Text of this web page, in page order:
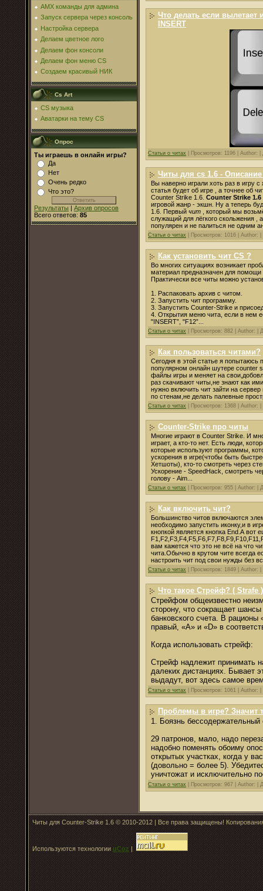
AMX команды для админа
Запуск сервера через консоль
Настройка сервера
Делаем цветное лого
Делаем фон консоли
Делаем фон меню CS
Создаем красивый НИК
Cs Art
CS музыка
Аватарки на тему CS
Опрос
Ты играешь в онлайн игры?
Да
Нет
Очень редко
Что это?
Результаты | Архив опросов
Всего ответов: 85
Что делать если вылетает
INSERT
Статьи о читах Просмотров: 1196 | Author: |
Читы для cs 1.6 - Описание
Вы наверно играли хоть раз в игру
статья будет об игре , а точнее об
Counter Strike 1.6. Counter Strike 1.6
игровой жанр - экшн. Ну а теперь
1.6. Первый чит , который мы
служащий для лёгкого скольжения ,
популярен и не палиться не одним
Статьи о читах Просмотров: 1016 | Author: |
Как установить чит CS ?
Во многих ситуациях возникает
материал предназначен для
Практически все читы можно
1. Распаковать архив с читом.
2. Запустить чит программу.
3. Запустить Counter-Strike и
4. Открытия меню чита, если в нем
"INSERT”, "F12”...
Статьи о читах Просмотров: 882 | Author: |
Как пользоваться читами?
Сегодня в этой статье я попытаюсь
популярном онлайн шутере counter
файлы игры и меняет на свои
раз скачивают читы, не знают как
нужно включить чит зайти на
по стенам не делать палевные
Статьи о читах Просмотров: 1368 | Author: |
Counter-Strike про читы
Многие играют в Counter Strike. И
играет, а кто-то нет. Есть люди,
которые используют программы,
ускорения в игре(чтобы быть
Хетшоты), кто-то смотреть через
Ускорение - SpeedHack, смотреть
голову - Aim...
Статьи о читах Просмотров: 955 | Author: |
Как включить чит?
Большинство читов включаются
необходимо запустить иконку,и в
кнопкой является кнопка End.А вот
вам кажется что это не всё на что
чита. Обычно в крутом чите всегда
настроить чит под свои нужды без
Статьи о читах Просмотров: 1849 | Author: |
Что такое Стрейф? ( Strafe )
Стрейфом общеизвестно
сторону, что сокращает шансы
банковского счета. В
правый, «A» и «D» в
Когда использовать стрейф:
Стрейф надлежит принимать
далеких дистанциях. Бывает
выдадут, вот здесь самое
Статьи о читах Просмотров: 1061 | Author: |
Проблемы в игре? Значит
1. Боязнь
29 патронов, мало, надо
надобно поменять обоиму
открытых участках, когда у
(довольно = более 5).
уничтожат и исключительно
Статьи о читах Просмотров: 967 | Author: |
Читы для Counter-Strike 1.6 © 2010-2012 | Все права защищены!
Используются технологииuCoz|